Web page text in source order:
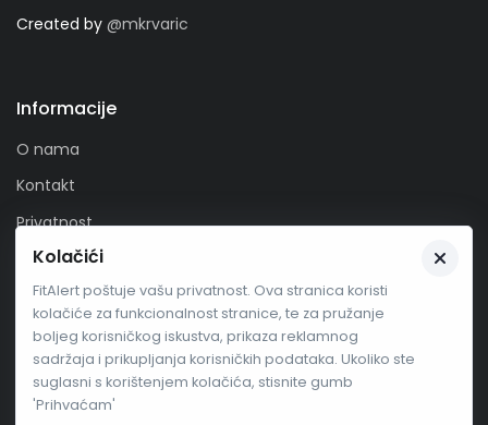
Created by @mkrvaric
Informacije
O nama
Kontakt
Privatnost
Zaprati nas
Kolačići
FitAlert poštuje vašu privatnost. Ova stranica koristi
kolačiće za funkcionalnost stranice, te za pružanje
boljeg korisničkog iskustva, prikaza reklamnog
sadržaja i prikupljanja korisničkih podataka. Ukoliko ste
suglasni s korištenjem kolačića, stisnite gumb
'Prihvaćam'